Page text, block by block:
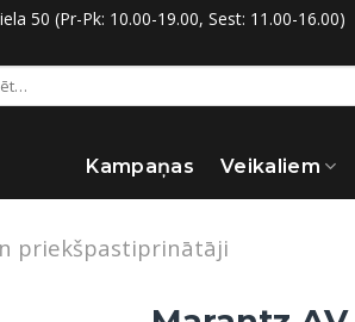
50 (Pr-Pk: 10.00-19.00, Sest: 11.00-16.00)
Kampaņas Veikaliem
priekšpastiprinātāji